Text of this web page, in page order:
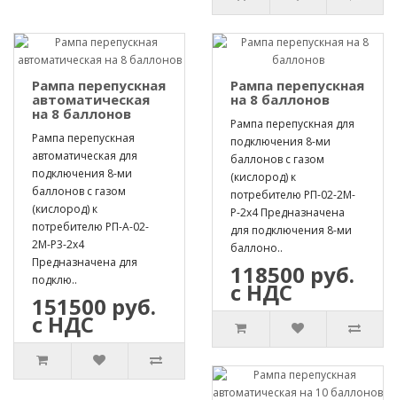
Рампа перепускная
автоматическая
на 8 баллонов
Рампа перепускная
автоматическая для
подключения 8-ми
баллонов с газом
(кислород) к
потребителю РП-А-02-
2М-Р3-2х4
Предназначена для
подклю..
151500 руб.
с НДС
Рампа перепускная
на 8 баллонов
Рампа перепускная для
подключения 8-ми
баллонов с газом
(кислород) к
потребителю РП-02-2М-
Р-2х4 Предназначена
для подключения 8-ми
баллоно..
118500 руб.
с НДС